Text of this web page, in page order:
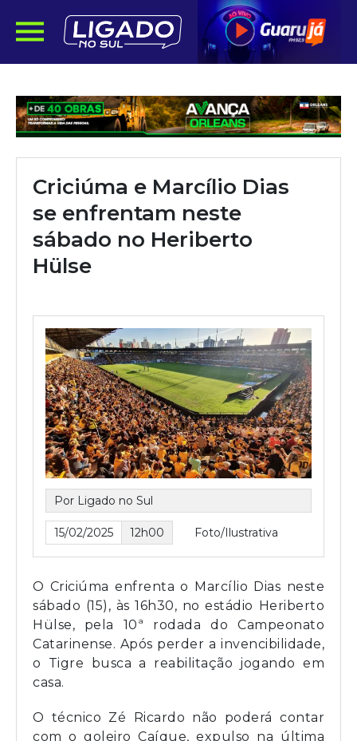
Criciúma e Marcílio Dias
se enfrentam neste
sábado no Heriberto
Hülse
Por Ligado no Sul
15/02/2025 12h00 Foto/Ilustrativa
O Criciúma enfrenta o Marcílio Dias neste
sábado (15), às 16h30, no estádio Heriberto
Hülse, pela 10ª rodada do Campeonato
Catarinense. Após perder a invencibilidade,
o Tigre busca a reabilitação jogando em
casa.
O técnico Zé Ricardo não poderá contar
com o goleiro Caíque, expulso na última